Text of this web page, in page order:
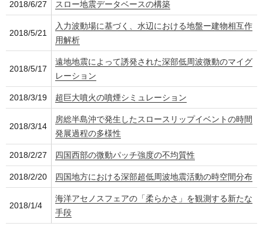
2018/6/27 スロー地震データベースの構築
2018/5/21
入力波動場に基づく、水辺における地盤ー建物相互作
用解析
2018/5/17
遠地地震によって誘発された深部低周波微動のマイグ
レーション
2018/3/19 超巨大噴火の噴煙シミュレーション
2018/3/14
房総半島沖で発生したスロースリップイベントの時間
発展過程の多様性
2018/2/27 四国西部の微動パッチ強度の不均質性
2018/2/20 四国地方における深部超低周波地震活動の時空間分布
2018/1/4
海洋アセノスフェアの「柔らかさ」を観測する新たな
手段